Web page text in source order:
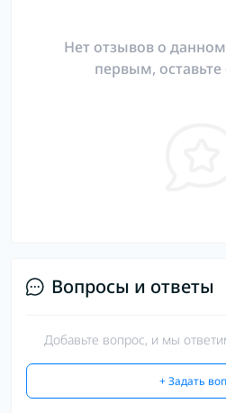
Нет отзывов о данном
первым, оставьте
Вопросы и ответы
Добавьте вопрос, и мы
+ Задать